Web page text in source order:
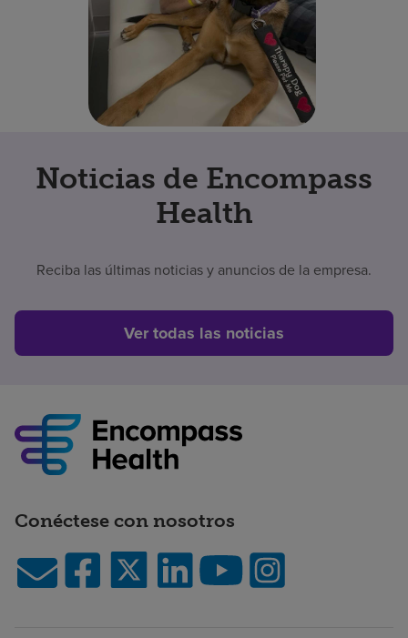
Noticias de Encompass
Health
Reciba las últimas noticias y anuncios de la empresa.
Ver todas las noticias
Conéctese con nosotros